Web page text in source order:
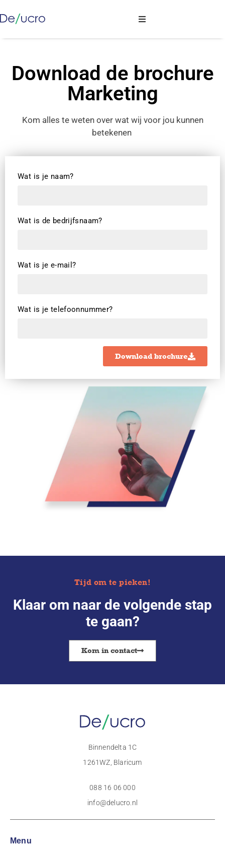
Download de brochure
Marketing
Kom alles te weten over wat wij voor jou kunnen
betekenen
Wat is je naam?
Wat is de bedrijfsnaam?
Wat is je e-mail?
Wat is je telefoonnummer?
Download brochure
Tijd om te pieken!
Klaar om naar de volgende stap
te gaan?
Kom in contact
Binnendelta 1C
1261WZ, Blaricum
088 16 06 000
info@delucro.nl
Menu